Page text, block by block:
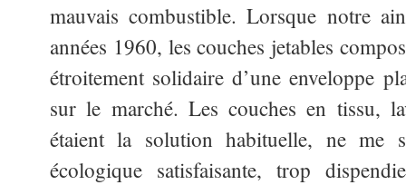
mauvais combustible. Lorsque notre
années 1960, les couches jetables
étroitement solidaire d’une enveloppe
sur le marché. Les couches en tissu,
étaient la solution habituelle, ne me
écologique satisfaisante, trop